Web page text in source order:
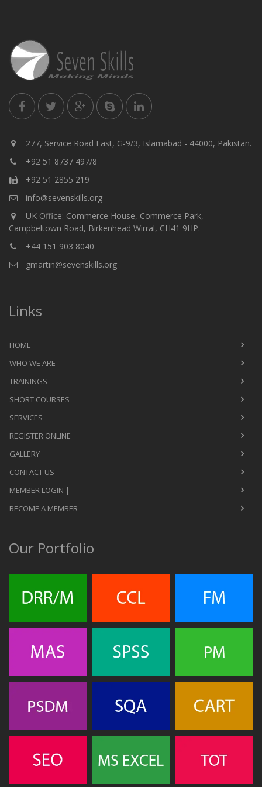
277, Service Road East, G-9/3, Islamabad - 44000, Pakistan.
+92 51 8737 497/8
+92 51 2855 219
info@sevenskills.org
UK Office: Commerce House, Commerce Park,
Campbeltown Road, Birkenhead Wirral, CH41 9HP.
+44 151 903 8040
gmartin@sevenskills.org
Links
HOME
WHO WE ARE
TRAININGS
SHORT COURSES
SERVICES
REGISTER ONLINE
GALLERY
CONTACT US
MEMBER LOGIN |
BECOME A MEMBER
Our Portfolio